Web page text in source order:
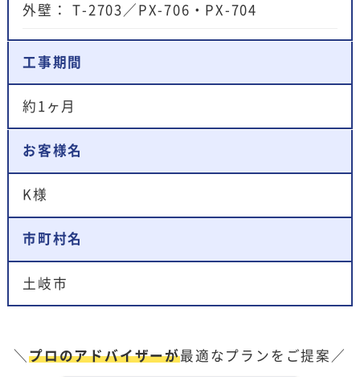
外壁： T-2703／PX-706・PX-704
工事期間
約1ヶ月
お客様名
K様
市町村名
土岐市
＼プロのアドバイザーが最適なプランをご提案／